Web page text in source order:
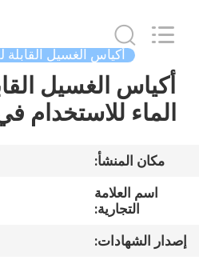
المنزل
حولنا
جولة
Macromolecule
Materials
Reserved.
أكياس الغسيل القابلة
أكياس الغسيل
الماء
مكان المنشأ:
اسم العلامة
التجارية:
إصدار الشهادات: